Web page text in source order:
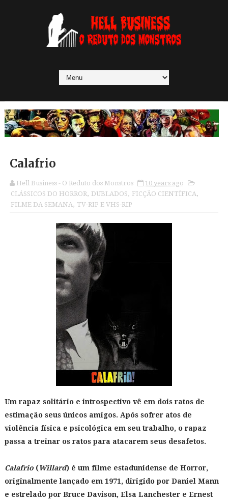
Calafrio
Hell Business - O Reduto dos Monstros
10 years ago
CLÁSSICOS DO HORROR, DUBLADOS, FICÇÃO CIENTÍFICA,
FILME DA SEMANA, TV-RIP E VHS-RIP
Um rapaz solitário e introspectivo vê em dois ratos de
estimação seus únicos amigos. Após sofrer atos de
violência física e psicológica em seu trabalho, o rapaz
passa a treinar os ratos para atacarem seus desafetos.
Calafrio(Willard) é um filme estadunidense de Horror,
originalmente lançado em 1971, dirigido por Daniel Mann
e estrelado por Bruce Davison, Elsa Lanchester e Ernest